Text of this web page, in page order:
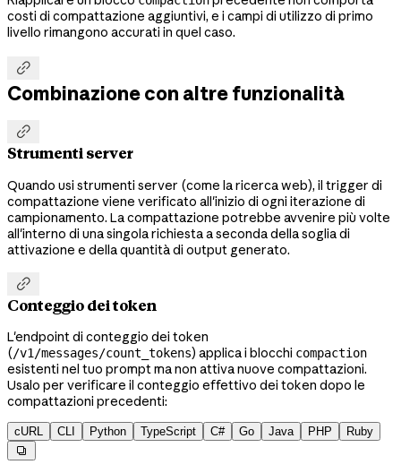
costi di compattazione aggiuntivi, e i campi di utilizzo di primo
livello rimangono accurati in quel caso.

Combinazione con altre funzionalità

Strumenti server
Quando usi strumenti server (come la ricerca web), il trigger di
compattazione viene verificato all'inizio di ogni iterazione di
campionamento. La compattazione potrebbe avvenire più volte
all'interno di una singola richiesta a seconda della soglia di
attivazione e della quantità di output generato.

Conteggio dei token
L'endpoint di conteggio dei token
(/v1/messages/count_tokens) applica i blocchi compaction
esistenti nel tuo prompt ma non attiva nuove compattazioni.
Usalo per verificare il conteggio effettivo dei token dopo le
compattazioni precedenti:
cURL CLI Python TypeScript C# Go Java PHP Ruby
